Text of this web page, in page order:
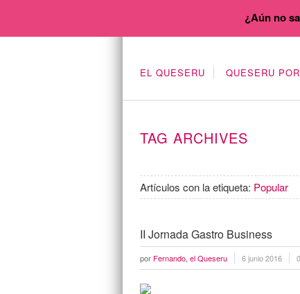
EL QUESERU QUESERU
TAG ARCHIVES
Artículos con la etiqueta: Popular
II Jornada Gastro Business
por Fernando, el Queseru 6 junio 2016
¿Aún no